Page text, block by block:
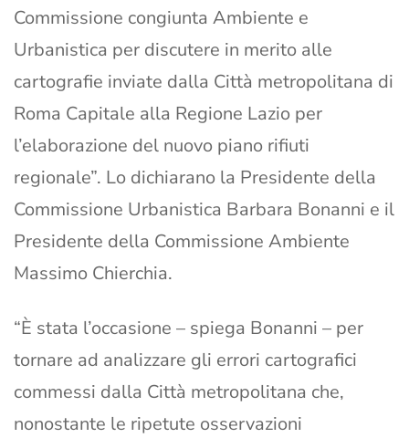
Commissione congiunta Ambiente e
Urbanistica per discutere in merito alle
cartografie inviate dalla Città metropolitana di
Roma Capitale alla Regione Lazio per
l’elaborazione del nuovo piano rifiuti
regionale”. Lo dichiarano la Presidente della
Commissione Urbanistica Barbara Bonanni e il
Presidente della Commissione Ambiente
Massimo Chierchia.
“È stata l’occasione – spiega Bonanni – per
tornare ad analizzare gli errori cartografici
commessi dalla Città metropolitana che,
nonostante le ripetute osservazioni